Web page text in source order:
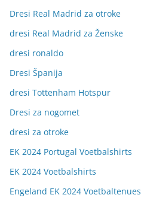
Dresi Real Madrid za otroke
dresi Real Madrid za Ženske
dresi ronaldo
Dresi Španija
dresi Tottenham Hotspur
Dresi za nogomet
dresi za otroke
EK 2024 Portugal Voetbalshirts
EK 2024 Voetbalshirts
Engeland EK 2024 Voetbaltenues